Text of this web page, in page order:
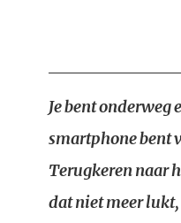
Je bent onderweg
smartphone bent
Terugkeren naar
dat niet meer